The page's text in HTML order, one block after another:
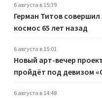
6 августа в 15:39
Герман Титов
космос 65 лет назад
6 августа в 15:01
Новый арт-вечер
пройдёт под девизом
6 августа в 14:48